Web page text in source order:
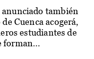
también
Cuenca acogerá,
estudiantes de
forman...